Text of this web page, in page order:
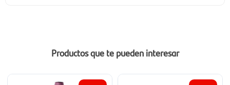
Productos que te pueden interesar